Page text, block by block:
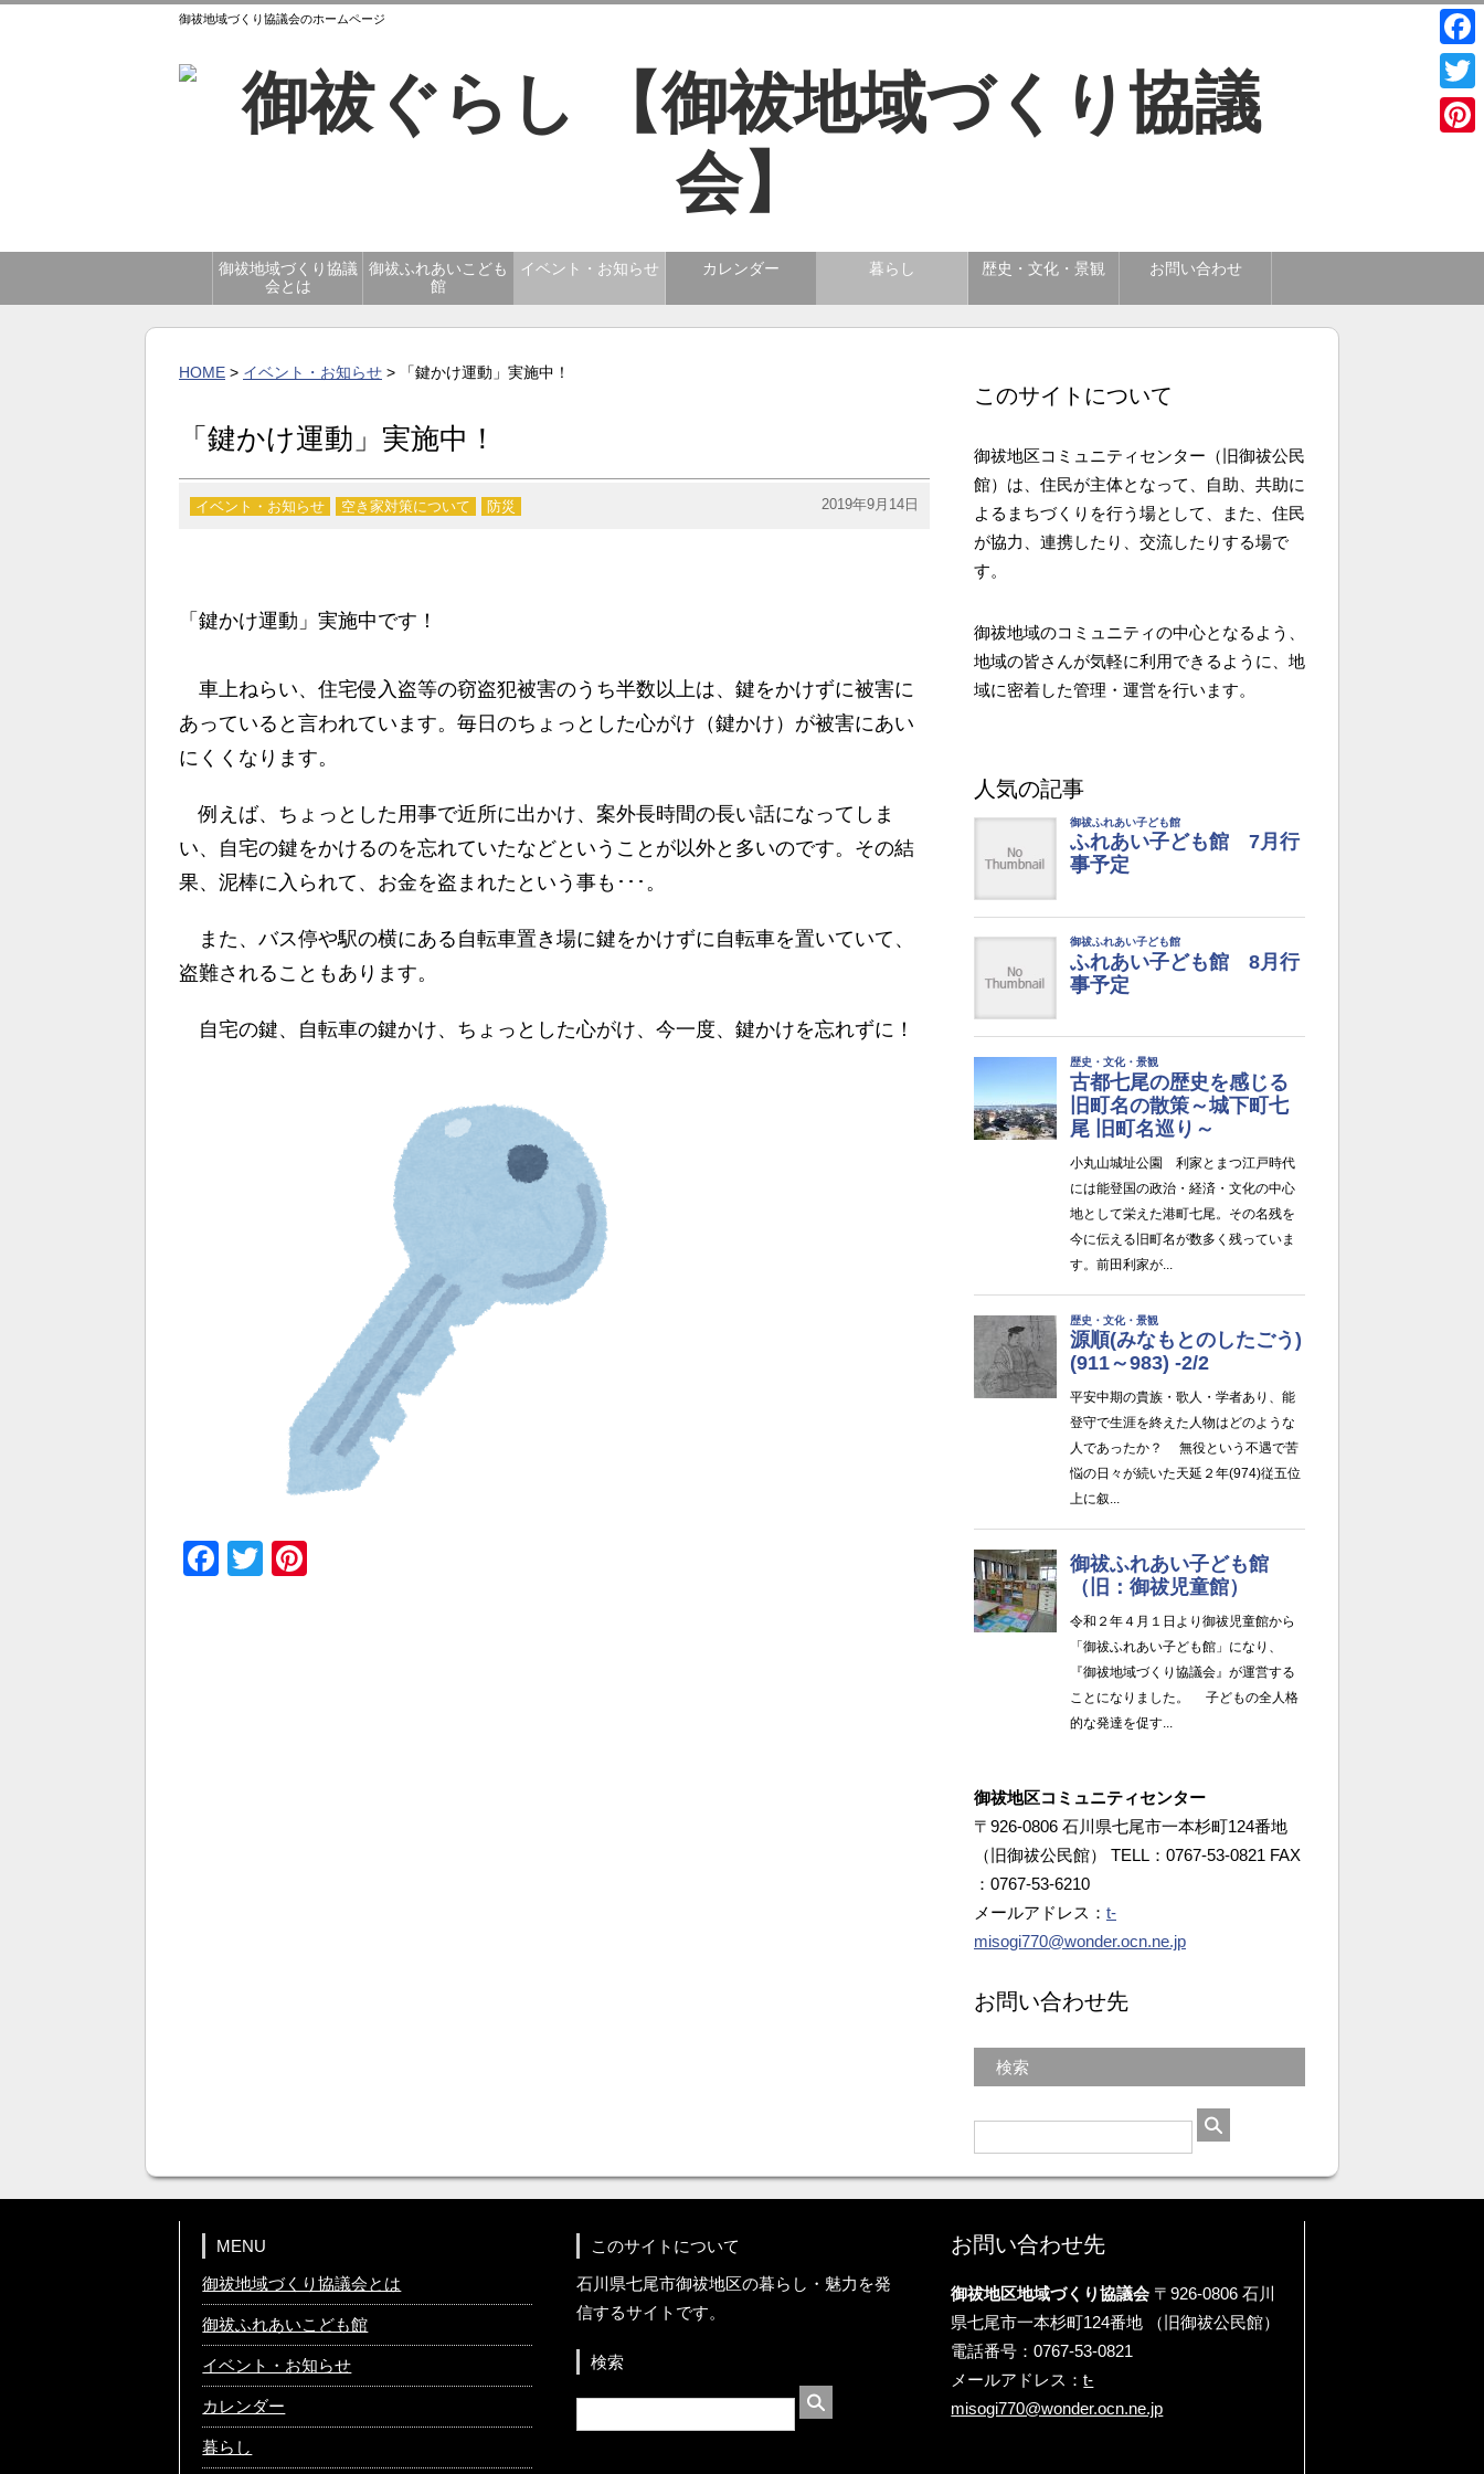
御祓地域づくり協議会のホームページ
御祓地域づくり協議
会とは
御祓ふれあいこども
館
イベント・お知らせ カレンダー 暮らし 歴史・文化・景観 お問い合わせ
HOME > イベント・お知らせ > 「鍵かけ運動」実施中！
「鍵かけ運動」実施中！
イベント・お知らせ 空き家対策について 防災 2019年9月14日
「鍵かけ運動」実施中です！
車上ねらい、住宅侵入盗等の窃盗犯被害のうち半数以上は、鍵をかけずに被害に
あっていると言われています。毎日のちょっとした心がけ（鍵かけ）が被害にあい
にくくなります。
例えば、ちょっとした用事で近所に出かけ、案外長時間の長い話になってしま
い、自宅の鍵をかけるのを忘れていたなどということが以外と多いのです。その結
果、泥棒に入られて、お金を盗まれたという事も･･･。
また、バス停や駅の横にある自転車置き場に鍵をかけずに自転車を置いていて、
盗難されることもあります。
自宅の鍵、自転車の鍵かけ、ちょっとした心がけ、今一度、鍵かけを忘れずに！
Facebook
Twitter
このサイトについて
御祓地区コミュニティセンター（旧御祓公民
館）は、住民が主体となって、自助、共助に
よるまちづくりを行う場として、また、住民
が協力、連携したり、交流したりする場で
す。
御祓地域のコミュニティの中心となるよう、
地域の皆さんが気軽に利用できるように、地
域に密着した管理・運営を行います。
人気の記事
御祓地区コミュニティセンター
〒926-0806 石川県七尾市一本杉町124番地
（旧御祓公民館） TELL：0767-53-0821 FAX
：0767-53-6210
メールアドレス： t-
misogi770@wonder.ocn.ne.jp
お問い合わせ先
検索
MENU
御祓地域づくり協議会とは
御祓ふれあいこども館
イベント・お知らせ
カレンダー
暮らし
このサイトについて
石川県七尾市御祓地区の暮らし・魅力を発
信するサイトです。
検索
お問い合わせ先
御祓地区地域づくり協議会 〒926-0806 石川
県七尾市一本杉町124番地 （旧御祓公民館）
電話番号：0767-53-0821
メールアドレス：t-
misogi770@wonder.ocn.ne.jp